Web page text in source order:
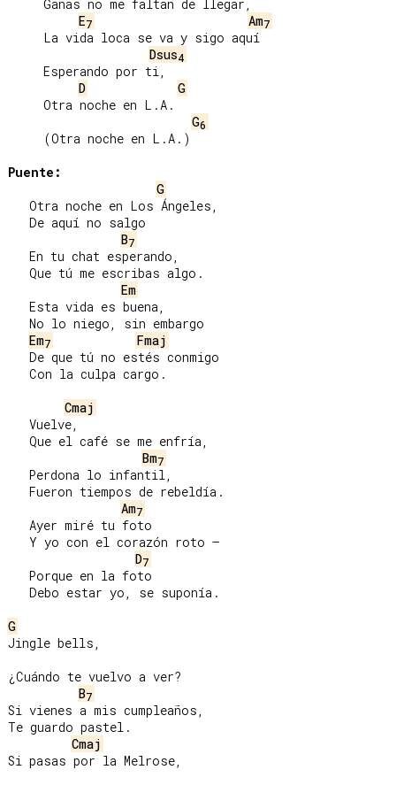
E7 Am7
Dsus4
D
G
G6
Puente:
G
B7
Em
Em7
Fmaj
Cmaj
Bm7
Am7
D7
G
Jingle bells,
¿Cuándo te vuelvo a ver?
B7
Si vienes a mis cumpleaños,
Te guardo pastel.
Cmaj
Si pasas por la Melrose,